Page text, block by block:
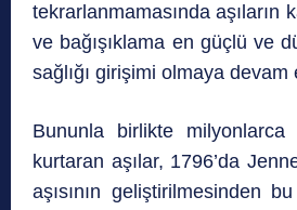
tekrarlanmamasında aşıların
ve bağışıklama en güçlü ve
sağlığı girişimi olmaya devam
Bununla birlikte milyonlarca
kurtaran aşılar, 1796’da
aşısının geliştirilmesinden